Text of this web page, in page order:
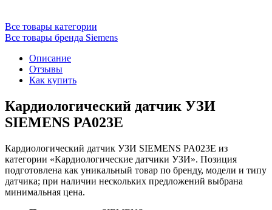
Все товары категории
Все товары бренда Siemens
Описание
Отзывы
Как купить
Кардиологический датчик УЗИ
SIEMENS PA023E
Кардиологический датчик УЗИ SIEMENS PA023E из
категории «Кардиологические датчики УЗИ». Позиция
подготовлена как уникальный товар по бренду, модели и типу
датчика; при наличии нескольких предложений выбрана
минимальная цена.